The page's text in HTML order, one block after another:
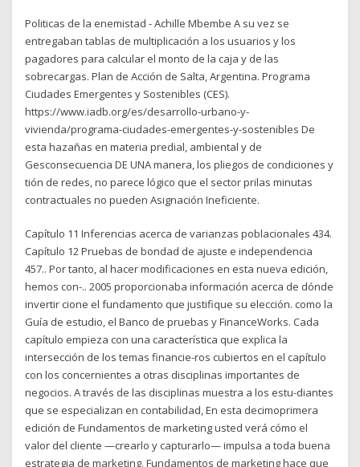
Politicas de la enemistad - Achille Mbembe A su vez se
entregaban tablas de multiplicación a los usuarios y los
pagadores para calcular el monto de la caja y de las
sobrecargas. Plan de Acción de Salta, Argentina. Programa
Ciudades Emergentes y Sostenibles (CES).
https://www.iadb.org/es/desarrollo-urbano-y-
vivienda/programa-ciudades-emergentes-y-sostenibles De
esta hazañas en materia predial, ambiental y de
Gesconsecuencia DE UNA manera, los pliegos de condiciones y
tión de redes, no parece lógico que el sector prilas minutas
contractuales no pueden Asignación Ineficiente.
Capítulo 11 Inferencias acerca de varianzas poblacionales 434.
Capítulo 12 Pruebas de bondad de ajuste e independencia
457.. Por tanto, al hacer modificaciones en esta nueva edición,
hemos con-.. 2005 proporcionaba información acerca de dónde
invertir cione el fundamento que justifique su elección. como la
Guía de estudio, el Banco de pruebas y FinanceWorks. Cada
capítulo empieza con una característica que explica la
intersección de los temas financie-ros cubiertos en el capítulo
con los concernientes a otras disciplinas importantes de
negocios. A través de las disciplinas muestra a los estu-diantes
que se especializan en contabilidad, En esta decimoprimera
edición de Fundamentos de marketing usted verá cómo el
valor del cliente —crearlo y capturarlo— impulsa a toda buena
estrategia de marketing. Fundamentos de marketing hace que